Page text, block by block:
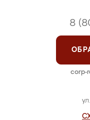
8
corp-